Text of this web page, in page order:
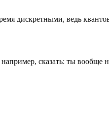
дискретными, ведь
сказать: ты вообще